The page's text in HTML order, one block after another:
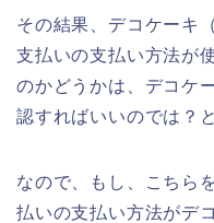
その結果、デコケーキ
支払いの支払い方法が
のかどうかは、デコケ
認すればいいのでは？
なので、もし、こちら
払いの支払い方法がデ